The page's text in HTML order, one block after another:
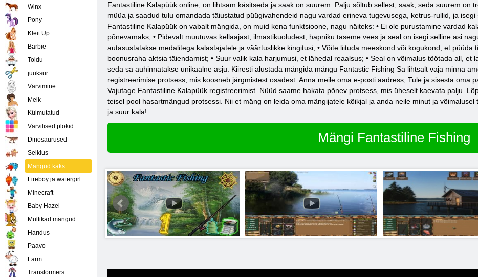
Fantastiline Kalapüük online, on lihtsam käsitseda ja saak on suurem. Palju sõltub sellest, saak, seda suurem on
müüa ja saadud tulu omandada täiustatud püügivahendeid nagu vardad erineva tugevusega, ketrus-rullid, ja
Fantastiline Kalapüük on vabalt mängida, on muid kena funktsioone, nagu näiteks: • Ei ole purustamine vardad
põnevamaks; • Pidevalt muutuvas kellaajast, ilmastikuoludest, hapniku taseme vees ja seal on isegi selline asi
autasustatakse medalitega kalastajatele ja väärtuslikke kingitusi; • Võite liituda meeskond või kogukond, et
boonusraha aktsia täiendamist; • Suur valik kala harjumusi, et lähedal reaalsus; • Seal on võimalus töötada all,
seda sa auhinnatakse unikaalne asju. Kiiresti alustada mängida mängu Fantastic Fishing Sa lihtsalt vaja minna
registreerimise protsess, mis koosneb järgmistest osadest: Anna meile oma e-posti aadress; Tule ja sisesta oma
Vajutage Fantastiline Kalapüük registreerimist. Nüüd saame hakata põnev protsess, mis üheselt kaevata palju.
teisel pool hasartmängud protsessi. Nii et mäng on leida oma mängijatele kõikjal ja anda neile minut ja
ja suur kala!
Mängi Fantastiline Fishing
Winx
Pony
Kleit Up
Barbie
Toidu
juuksur
Värvimine
Meik
Külmutatud
Värvilised plokid
Dinosaurused
Seiklus
Mängud kaks
Fireboy ja watergirl
Minecraft
Baby Hazel
Multikad mängud
Haridus
Paavo
Farm
Transformers